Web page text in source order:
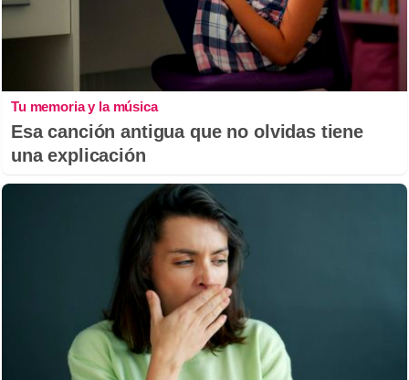
Tu memoria y la música
Esa canción antigua que no olvidas tiene
una explicación